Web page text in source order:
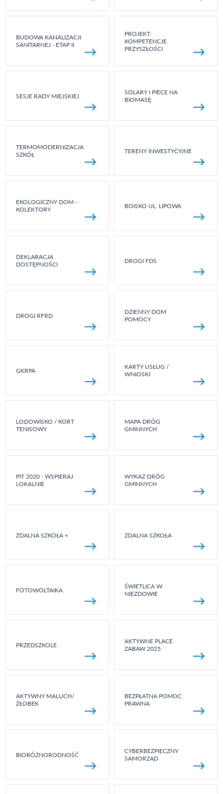
BUDOWA KANALIZACJI
SANITARNEJ - ETAP II
PROJEKT:
KOMPETENCJE
PRZYSZŁOŚCI
SESJE RADY MIEJSKIEJ
SOLARY I PIECE NA
BIOMASĘ
TERMOMODERNIZACJA
SZKÓŁ
TERENY INWESTYCYJNE
EKOLOGICZNY DOM -
KOLEKTORY
BOISKO UL. LIPOWA
DEKLARACJA
DOSTĘPNOŚCI
DROGI FDS
DROGI RFRD
DZIENNY DOM
POMOCY
GKRPA
KARTY USŁUG /
WNIOSKI
LODOWISKO / KORT
TENISOWY
MAPA DRÓG
GMINNYCH
PIT 2020 - WSPIERAJ
LOKALNIE
WYKAZ DRÓG
GMINNYCH
ZDALNA SZKOŁA + ZDALNA SZKOŁA
FOTOWOLTAIKA
ŚWIETLICA W
NIEZDOWIE
PRZEDSZKOLE
AKTYWNE PLACE
ZABAW 2025
AKTYWNY MALUCH/
ŻŁOBEK
BEZPŁATNA POMOC
PRAWNA
BIORÓŻNORODNOŚĆ
CYBERBEZPIECZNY
SAMORZĄD